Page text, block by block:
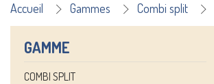
Accueil Gammes Combi split
GAMME
COMBI SPLIT